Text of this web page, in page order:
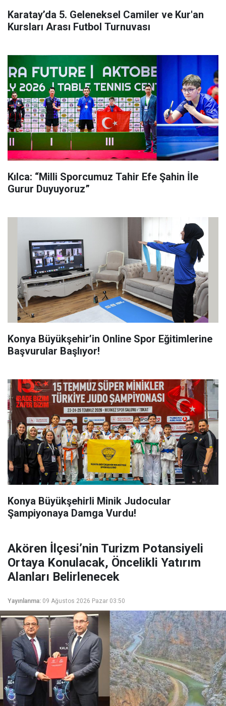
Karatay’da 5. Geleneksel Camiler ve Kur'an
Kursları Arası Futbol Turnuvası
Kılca: “Milli Sporcumuz Tahir Efe Şahin İle
Gurur Duyuyoruz”
Konya Büyükşehir’in Online Spor Eğitimlerine
Başvurular Başlıyor!
Konya Büyükşehirli Minik Judocular
Şampiyonaya Damga Vurdu!
Akören İlçesi’nin Turizm Potansiyeli
Ortaya Konulacak, Öncelikli Yatırım
Alanları Belirlenecek
Yayınlanma: 09 Ağustos 2026 Pazar 03:50